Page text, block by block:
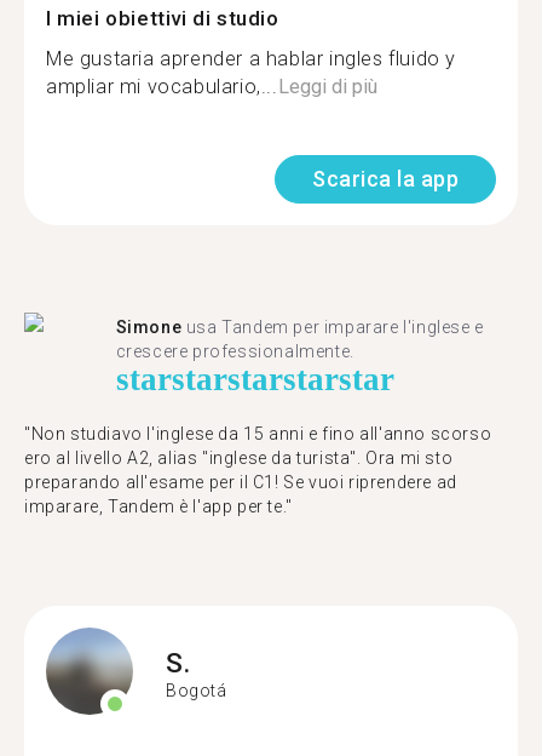
I miei obiettivi di studio
Me gustaria aprender a hablar ingles fluido y
ampliar mi vocabulario,...Leggi di più
Scarica la app
Simone usa Tandem per imparare l'inglese e
crescere professionalmente.
starstarstarstarstar
"Non studiavo l'inglese da 15 anni e fino all'anno scorso
ero al livello A2, alias "inglese da turista". Ora mi sto
preparando all'esame per il C1! Se vuoi riprendere ad
imparare, Tandem è l'app per te."
S.
Bogotá